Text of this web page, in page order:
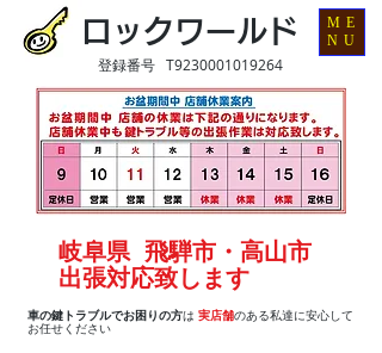
ロックワールド
車の鍵トラブルでお困りの方は 実店舗のある私達に安心して
お任せください
岐阜県 飛騨市・高山市
出張対応致します
登録番号 T9230001019264
ME
NU